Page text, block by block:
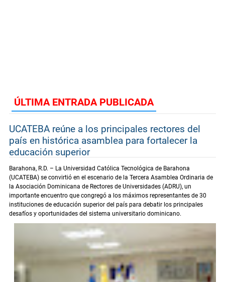
ÚLTIMA ENTRADA PUBLICADA
UCATEBA reúne a los principales rectores del
país en histórica asamblea para fortalecer la
educación superior
Barahona, R.D. – La Universidad Católica Tecnológica de Barahona
(UCATEBA) se convirtió en el escenario de la Tercera Asamblea Ordinaria de
la Asociación Dominicana de Rectores de Universidades (ADRU), un
importante encuentro que congregó a los máximos representantes de 30
instituciones de educación superior del país para debatir los principales
desafíos y oportunidades del sistema universitario dominicano.